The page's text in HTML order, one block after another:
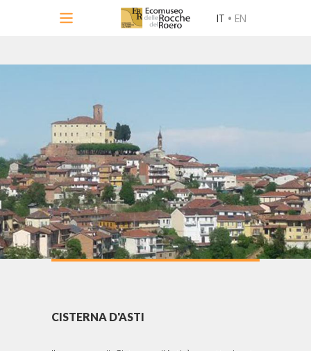
IT • EN
CISTERNA D'ASTI